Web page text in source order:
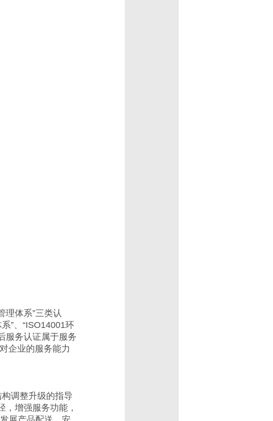
理体系”三类认
”、“ISO14001环
服务认证属于服务
企业的服务能力
调整升级的指导
增强服务功能，